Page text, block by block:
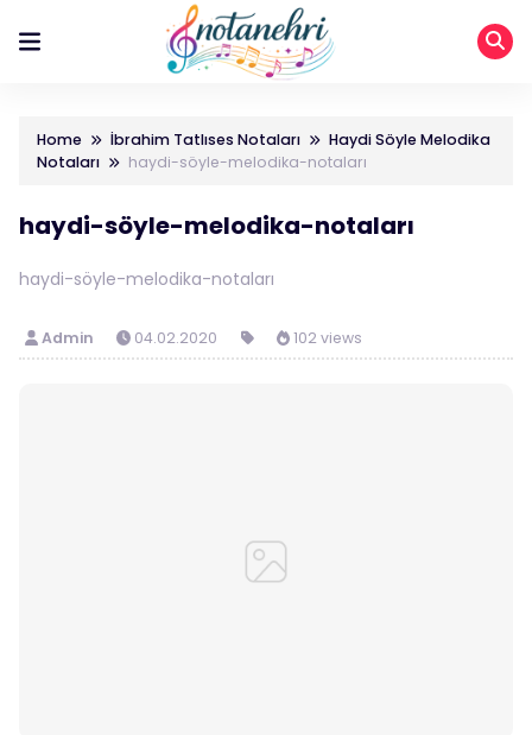
Home İbrahim Tatlıses Notaları
Haydi Söyle Melodika
Notaları
haydi-söyle-melodika-notaları
haydi-söyle-melodika-notaları
haydi-söyle-melodika-notaları
Admin 04.02.2020 102 views